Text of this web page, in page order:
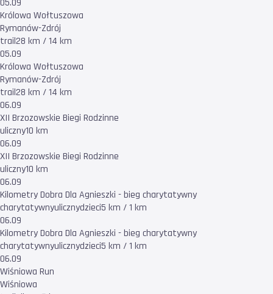
Królowa Wołtuszowa
Rymanów-Zdrój
trail28 km / 14 km
05.09
Królowa Wołtuszowa
Rymanów-Zdrój
trail28 km / 14 km
06.09
XII Brzozowskie Biegi Rodzinne
uliczny10 km
06.09
XII Brzozowskie Biegi Rodzinne
uliczny10 km
06.09
Kilometry Dobra Dla Agnieszki - bieg charytatywny
charytatywnyulicznydzieci5 km / 1 km
06.09
Kilometry Dobra Dla Agnieszki - bieg charytatywny
charytatywnyulicznydzieci5 km / 1 km
06.09
Wiśniowa Run
Wiśniowa